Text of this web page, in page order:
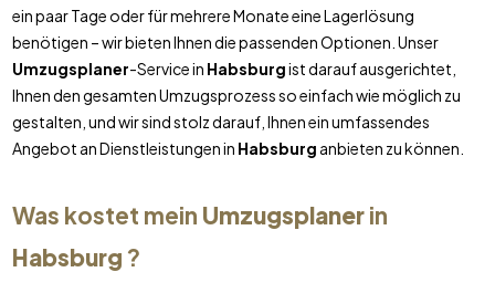
ein paar Tage oder für mehrere Monate eine Lagerlösung
benötigen – wir bieten Ihnen die passenden Optionen. Unser
Umzugsplaner-Service in Habsburgist darauf ausgerichtet,
Ihnen den gesamten Umzugsprozess so einfach wie möglich zu
gestalten, und wir sind stolz darauf, Ihnen ein umfassendes
Angebot an Dienstleistungen in Habsburg anbieten zu können.
Was kostet mein Umzugsplanerin
Habsburg ?